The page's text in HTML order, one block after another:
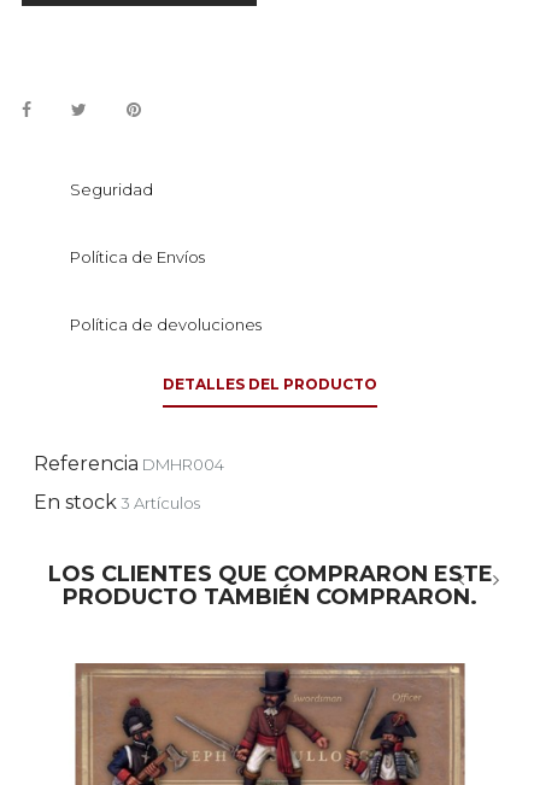
Seguridad
Política de Envíos
Política de devoluciones
DETALLES DEL PRODUCTO
Referencia DMHR004
En stock3 Artículos
LOS CLIENTES QUE COMPRARON ESTE
PRODUCTO TAMBIÉN COMPRARON.